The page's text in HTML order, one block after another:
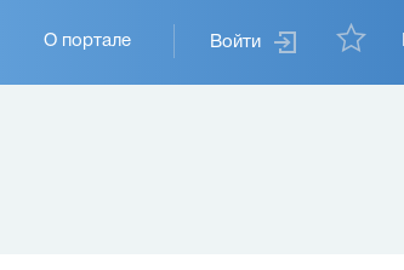
Войти
О портале